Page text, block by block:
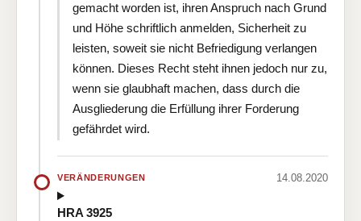
gemacht worden ist, ihren Anspruch nach Grund
und Höhe schriftlich anmelden, Sicherheit zu
leisten, soweit sie nicht Befriedigung verlangen
können. Dieses Recht steht ihnen jedoch nur zu,
wenn sie glaubhaft machen, dass durch die
Ausgliederung die Erfüllung ihrer Forderung
gefährdet wird.
VERÄNDERUNGEN 14.08.2020
HRA 3925